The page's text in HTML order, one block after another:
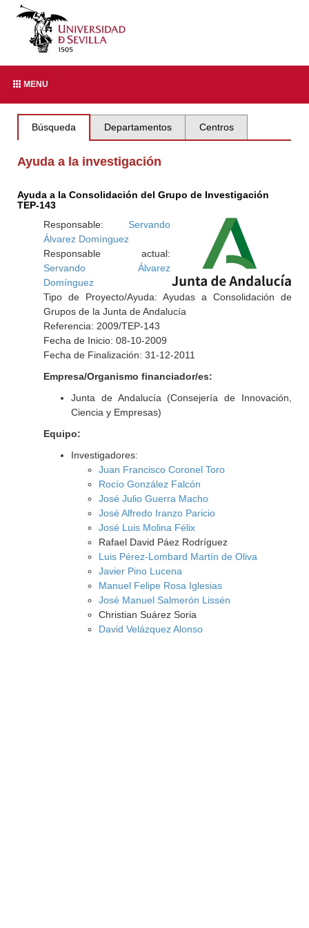
MENU
Búsqueda Departamentos Centros
Ayuda a la investigación
Ayuda a la Consolidación del Grupo de Investigación
TEP-143
Responsable: Servando
Álvarez Domínguez
Responsable actual:
Servando Álvarez
Domínguez
Tipo de Proyecto/Ayuda: Ayudas a Consolidación de
Grupos de la Junta de Andalucía
Referencia: 2009/TEP-143
Fecha de Inicio: 08-10-2009
Fecha de Finalización: 31-12-2011
Empresa/Organismo financiador/es:
Junta de Andalucía (Consejería de Innovación,
Ciencia y Empresas)
Equipo:
Investigadores:
Juan Francisco Coronel Toro
Rocío González Falcón
José Julio Guerra Macho
José Alfredo Iranzo Paricio
José Luis Molina Félix
Rafael David Páez Rodríguez
Luis Pérez-Lombard Martín de Oliva
Javier Pino Lucena
Manuel Felipe Rosa Iglesias
José Manuel Salmerón Lissén
Christian Suárez Soria
David Velázquez Alonso